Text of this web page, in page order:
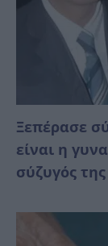
Ξεπέρασε
είναι η
σύζυγός της